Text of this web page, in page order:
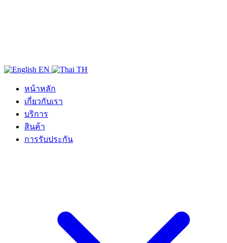
EN TH
หน้าหลัก
เกี่ยวกับเรา
บริการ
สินค้า
การรับประกัน